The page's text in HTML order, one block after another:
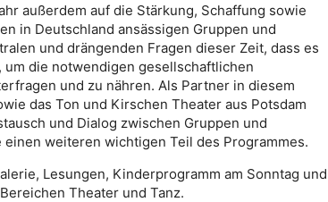
außerdem auf die Stärkung, Schaffung sowie
in Deutschland ansässigen Gruppen und
und drängenden Fragen dieser Zeit, dass es
die notwendigen gesellschaftlichen
und zu nähren. Als Partner in diesem
das Ton und Kirschen Theater aus Potsdam
und Dialog zwischen Gruppen und
weiteren wichtigen Teil des Programmes.
Lesungen, Kinderprogramm am Sonntag und
Theater und Tanz.